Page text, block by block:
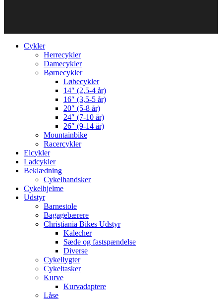
Cykler
Herrecykler
Damecykler
Børnecykler
Løbecykler
14″ (2,5-4 år)
16″ (3,5-5 år)
20″ (5-8 år)
24″ (7-10 år)
26″ (9-14 år)
Mountainbike
Racercykler
Elcykler
Ladcykler
Beklædning
Cykelhandsker
Cykelhjelme
Udstyr
Barnestole
Bagagebærere
Christiania Bikes Udstyr
Kalecher
Sæde og fastspændelse
Diverse
Cykellygter
Cykeltasker
Kurve
Kurvadaptere
Låse